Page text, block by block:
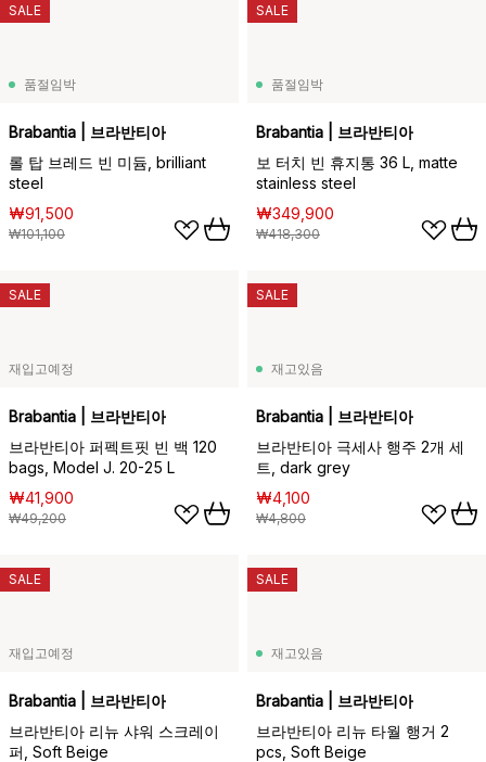
품절임박
Brabantia | 브라반티아
롤 탑 브레드 빈 미듐, brilliant
steel
₩91,500
₩101,100
SALE
품절임박
Brabantia | 브라반티아
보 터치 빈 휴지통 36 L, matte
stainless steel
₩349,900
₩418,300
SALE
재입고예정
Brabantia | 브라반티아
브라반티아 퍼펙트핏 빈 백 120
bags, Model J. 20-25 L
₩41,900
₩49,200
SALE
재고있음
Brabantia | 브라반티아
브라반티아 극세사 행주 2개 세
트, dark grey
₩4,100
₩4,800
SALE
재입고예정
Brabantia | 브라반티아
브라반티아 리뉴 샤워 스크레이
퍼, Soft Beige
SALE
재고있음
Brabantia | 브라반티아
브라반티아 리뉴 타월 행거 2
pcs, Soft Beige
SALE